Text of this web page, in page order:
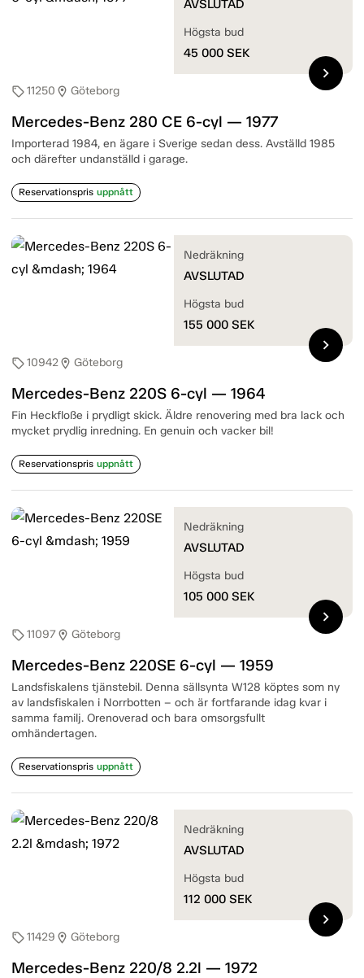
sell11250 location_on Göteborg
Mercedes-Benz 280 CE 6-cyl — 1977
Importerad 1984, en ägare i Sverige sedan dess. Avställd 1985
och därefter undanställd i garage.
Reservationspris uppnått
AVSLUTAD
Högsta bud
45 000 SEK
chevron_right
sell10942location_on Göteborg
Mercedes-Benz 220S 6-cyl — 1964
Fin Heckfloße i prydligt skick. Äldre renovering med bra lack och
mycket prydlig inredning. En genuin och vacker bil!
Reservationspris uppnått
Nedräkning
AVSLUTAD
Högsta bud
155 000 SEK
chevron_right
sell11097location_on Göteborg
Mercedes-Benz 220SE 6-cyl — 1959
Landsfiskalens tjänstebil. Denna sällsynta W128 köptes som ny
av landsfiskalen i Norrbotten – och är fortfarande idag kvar i
samma familj. Orenoverad och bara omsorgsfullt
omhändertagen.
Reservationspris uppnått
Nedräkning
AVSLUTAD
Högsta bud
105 000 SEK
chevron_right
sell11429 location_on Göteborg
Mercedes-Benz 220/8 2.2l — 1972
Nedräkning
AVSLUTAD
Högsta bud
112 000 SEK
chevron_right